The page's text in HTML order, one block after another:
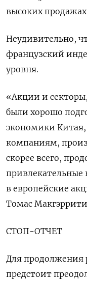
высоких
Неудивительно,
французский
уровня.
«Акции и
были хорошо
экономики
компаниям,
скорее всего,
привлекательные
в европейские
Томас Макгэррити
СТОП-ОТЧЕТ
Для продолжения
предстоит